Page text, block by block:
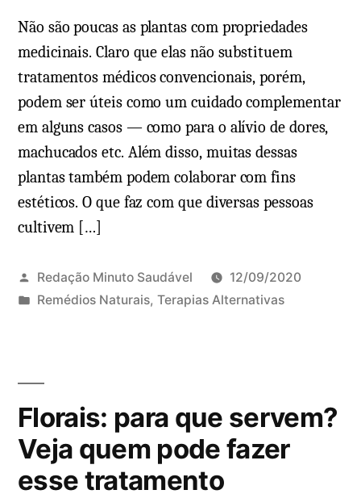
Não são poucas as plantas com propriedades
medicinais. Claro que elas não substituem
tratamentos médicos convencionais, porém,
podem ser úteis como um cuidado complementar
em alguns casos — como para o alívio de dores,
machucados etc. Além disso, muitas dessas
plantas também podem colaborar com fins
estéticos. O que faz com que diversas pessoas
cultivem […]
Redação Minuto Saudável
12/09/2020
P
i
c
d
o
Remédios Naturais, Terapias Alternativas
Florais: para que servem?
Veja quem pode fazer
esse tratamento